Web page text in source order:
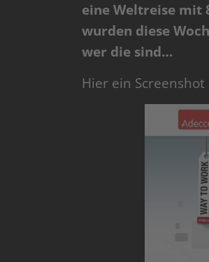
eine Weltreise mit
wurden diese
wer die sind…
Hier ein Screenshot